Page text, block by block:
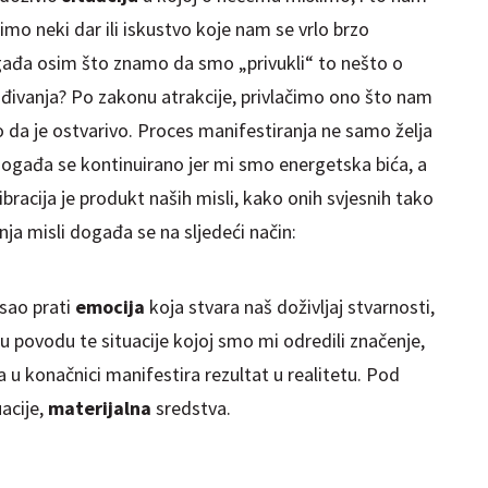
neki dar ili iskustvo koje nam se vrlo brzo
osim što znamo da smo „privukli“ to nešto o
Po zakonu atrakcije, privlačimo ono što nam
je ostvarivo. Proces manifestiranja ne samo želja
se kontinuirano jer mi smo energetska bića, a
je produkt naših misli, kako onih svjesnih tako
misli događa se na sljedeći način:
prati emocija koja stvara naš doživljaj stvarnosti,
povodu te situacije kojoj smo mi odredili značenje,
u konačnici manifestira rezultat u realitetu. Pod
materijalna sredstva.